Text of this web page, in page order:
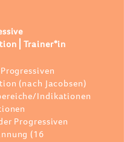
(nach Jacobsen)
Indikationen
Progressiven
(16